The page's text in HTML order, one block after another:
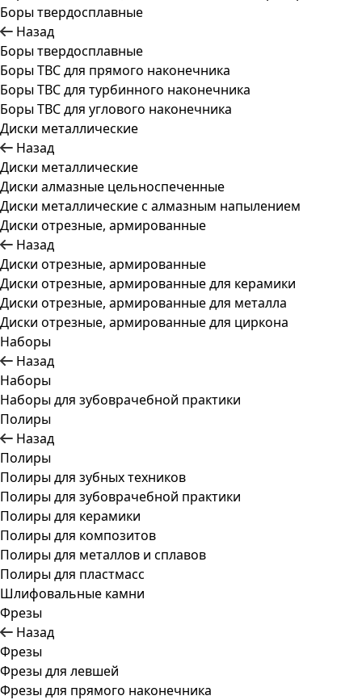
Боры твердосплавные
Назад
Боры твердосплавные
Боры ТВС для прямого наконечника
Боры ТВС для турбинного наконечника
Боры ТВС для углового наконечника
Диски металлические
Назад
Диски металлические
Диски алмазные цельноспеченные
Диски металлические с алмазным напылением
Диски отрезные, армированные
Назад
Диски отрезные, армированные
Диски отрезные, армированные для керамики
Диски отрезные, армированные для металла
Диски отрезные, армированные для циркона
Наборы
Назад
Наборы
Наборы для зубоврачебной практики
Полиры
Назад
Полиры
Полиры для зубных техников
Полиры для зубоврачебной практики
Полиры для керамики
Полиры для композитов
Полиры для металлов и сплавов
Полиры для пластмасс
Шлифовальные камни
Фрезы
Назад
Фрезы
Фрезы для левшей
Фрезы для прямого наконечника